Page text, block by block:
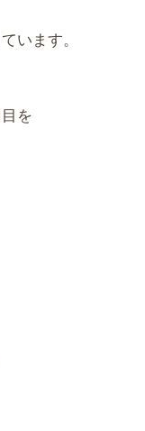
います。
を